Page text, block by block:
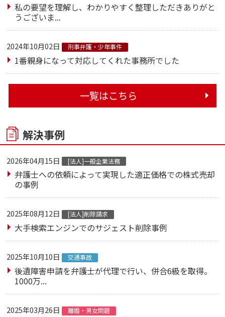
私の要望を理解し、わかりやすく整理しただきありがと
うございま...
2024年10月02日 刑事弁護・少年事件
1番親身になって対応してくれた事務所でした
一覧はこちら
解決事例
2026年04月15日 [法人]一般企業法務
弁護士への依頼によって実現した適正価格での株式売却
の事例
2025年08月12日 [法人]削除請求
大手検索エンジンでのサジェスト削除事例
2025年10月10日 交通事故
後遺障害申請を弁護士が代理で行い、併合6級を取得。
1000万...
2025年03月26日 離婚・男女問題